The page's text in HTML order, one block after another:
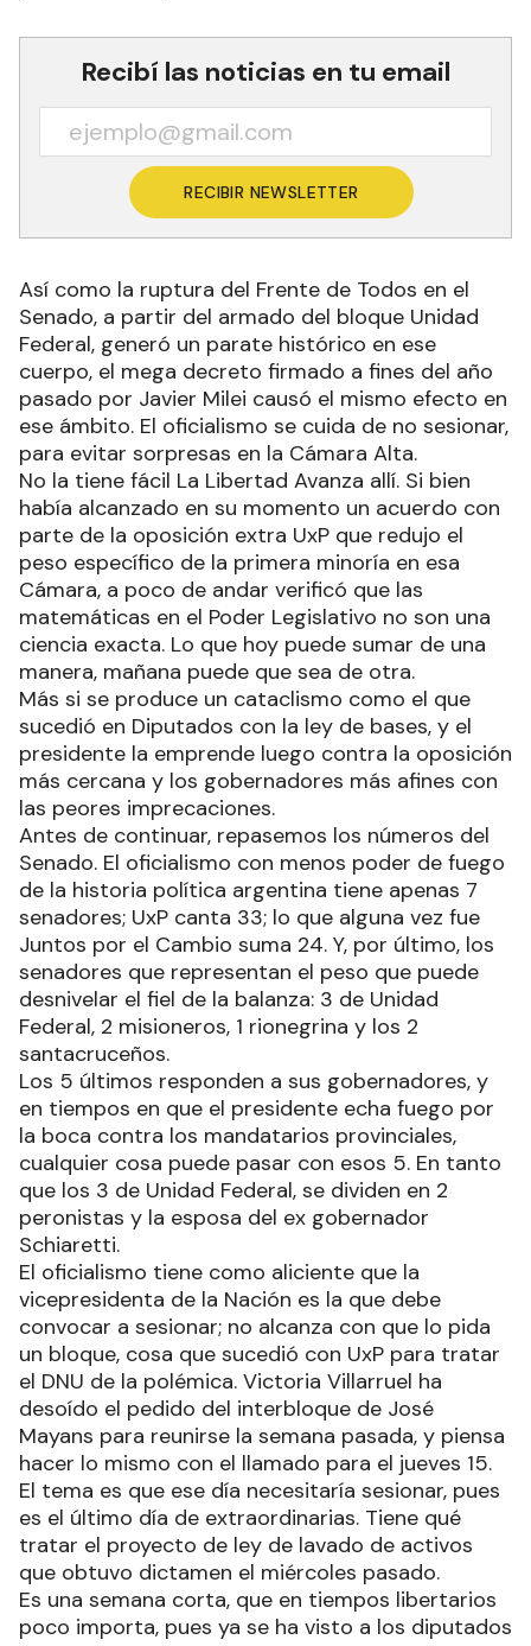
Recibí las noticias en tu email
RECIBIR NEWSLETTER
Así como la ruptura del Frente de Todos en el
Senado, a partir del armado del bloque Unidad
Federal, generó un parate histórico en ese
cuerpo, el mega decreto firmado a fines del año
pasado por Javier Milei causó el mismo efecto en
ese ámbito. El oficialismo se cuida de no sesionar,
para evitar sorpresas en la Cámara Alta.
No la tiene fácil La Libertad Avanza allí. Si bien
había alcanzado en su momento un acuerdo con
parte de la oposición extra UxP que redujo el
peso específico de la primera minoría en esa
Cámara, a poco de andar verificó que las
matemáticas en el Poder Legislativo no son una
ciencia exacta. Lo que hoy puede sumar de una
manera, mañana puede que sea de otra.
Más si se produce un cataclismo como el que
sucedió en Diputados con la ley de bases, y el
presidente la emprende luego contra la oposición
más cercana y los gobernadores más afines con
las peores imprecaciones.
Antes de continuar, repasemos los números del
Senado. El oficialismo con menos poder de fuego
de la historia política argentina tiene apenas 7
senadores; UxP canta 33; lo que alguna vez fue
Juntos por el Cambio suma 24. Y, por último, los
senadores que representan el peso que puede
desnivelar el fiel de la balanza: 3 de Unidad
Federal, 2 misioneros, 1 rionegrina y los 2
santacruceños.
Los 5 últimos responden a sus gobernadores, y
en tiempos en que el presidente echa fuego por
la boca contra los mandatarios provinciales,
cualquier cosa puede pasar con esos 5. En tanto
que los 3 de Unidad Federal, se dividen en 2
peronistas y la esposa del ex gobernador
Schiaretti.
El oficialismo tiene como aliciente que la
vicepresidenta de la Nación es la que debe
convocar a sesionar; no alcanza con que lo pida
un bloque, cosa que sucedió con UxP para tratar
el DNU de la polémica. Victoria Villarruel ha
desoído el pedido del interbloque de José
Mayans para reunirse la semana pasada, y piensa
hacer lo mismo con el llamado para el jueves 15.
El tema es que ese día necesitaría sesionar, pues
es el último día de extraordinarias. Tiene qué
tratar el proyecto de ley de lavado de activos
que obtuvo dictamen el miércoles pasado.
Es una semana corta, que en tiempos libertarios
poco importa, pues ya se ha visto a los diputados